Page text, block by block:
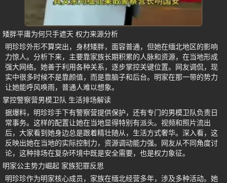
矮胖平庸为何只手遮天 权力来源分析
明珍珍外形不算突出，身材矮胖，面容普通，但她在缅北地区的影响
力惊人。分析下来，主要靠家族长期积累的人脉和资源，在当地形成
强大网络。她善于利用各种关系，逐步掌控关键位置。网友调侃，现
实中很多时候不是靠颜值，而是靠脑子和后台。明家在那一带的势力
让她能呼风唤雨，普通人难以想象。
掌控警察营男模卫队 生活排场解读
据爆料，明珍珍手下有警察营提供保护，还有专门的男模卫队负责日
常事务。这样的配置让她在当地显得特别有派头。视频和照片流出
后，大家看到她身边总是跟着精壮随从，生活方式奢华。深入看，这
反映出她在当地的实际控制力，资源调动能力强。网友从不同角度讨
论，这种排场在复杂环境中既是安全需要，也是权力象征。
明家公主势力崛起 家族犯罪反思
明珍珍作为明家核心成员，家族在缅北经营多年，涉及多种活动。她